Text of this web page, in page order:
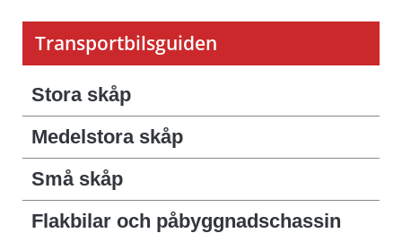
Transportbilsguiden
Stora skåp
Medelstora skåp
Små skåp
Flakbilar och påbyggnadschassin